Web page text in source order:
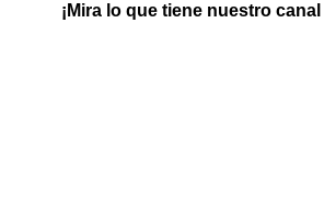
¡Mira lo que tiene nuestro